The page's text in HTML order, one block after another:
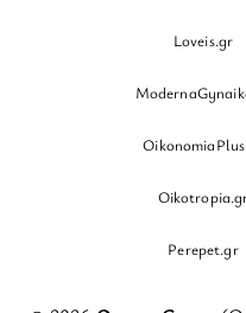
Loveis.gr
Perepet.gr